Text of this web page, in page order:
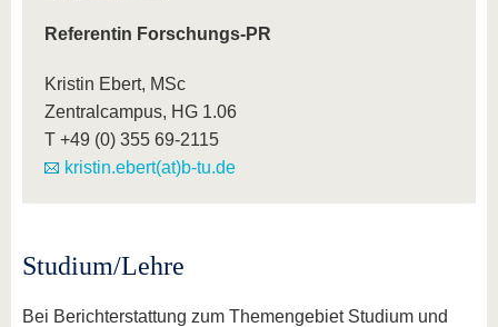
Referentin Forschungs-PR
Kristin Ebert, MSc
Zentralcampus, HG 1.06
T +49 (0) 355 69-2115
kristin.ebert(at)b-tu.de
Studium/Lehre
Bei Berichterstattung zum Themengebiet Studium und